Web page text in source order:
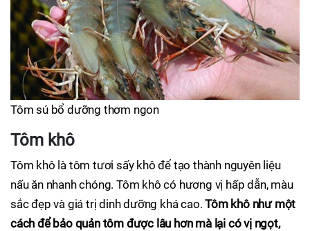
Tôm sú bổ dưỡng thơm ngon
Tôm khô
Tôm khô là tôm tươi sấy khô để tạo thành nguyên liệu
nấu ăn nhanh chóng. Tôm khô có hương vị hấp dẫn, màu
sắc đẹp và giá trị dinh dưỡng khá cao.Tôm khô như một
cách để bảo quản tôm được lâu hơn mà lại có vị ngọt,